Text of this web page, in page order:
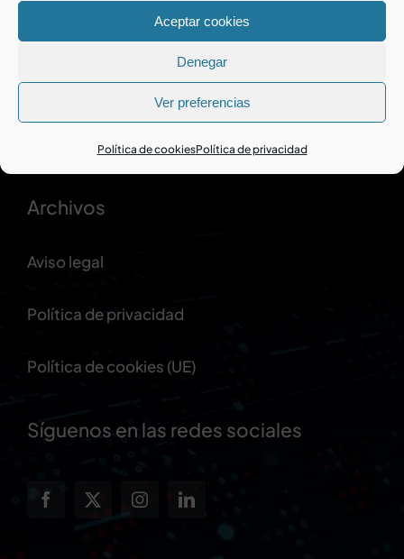
Aceptar cookies
Denegar
Ver preferencias
Política de cookiesPolítica de privacidad
Contacta con nosotros
Senmais
Castelao 48 bajo 27001 Lugo
982 80 90 15
hola@senmais.com
Archivos
Aviso legal
Política de privacidad
Política de cookies (UE)
Síguenos en las redes sociales